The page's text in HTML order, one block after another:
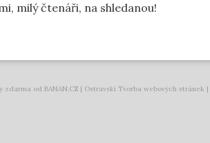
milý čtenáři, na shledanou!
zdarma od BANAN.CZ| Ostravski Tvorba webových stránek |